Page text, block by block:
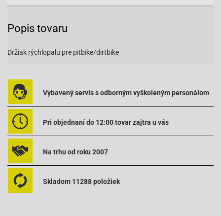
Popis tovaru
Držiak rýchlopalu pre pitbike/dirtbike
Vybavený servis s odborným vyškoleným personálom
Pri objednaní do 12:00 tovar zajtra u vás
Na trhu od roku 2007
Skladom 11288 položiek